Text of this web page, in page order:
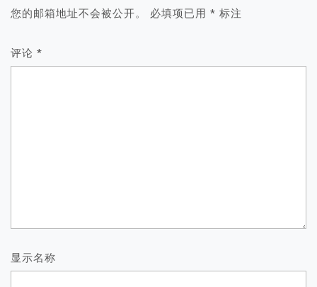
您的邮箱地址不会被公开。 必填项已用 * 标注
评论 *
显示名称